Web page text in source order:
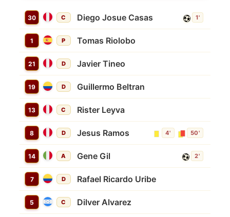
30 C Diego Josue Casas 1'
1 P Tomas Riolobo
21 D Javier Tineo
19 D Guillermo Beltran
13 C Rister Leyva
8 D Jesus Ramos 4' 50'
14 A Gene Gil 2'
7 D Rafael Ricardo Uribe
5 C Dilver Alvarez